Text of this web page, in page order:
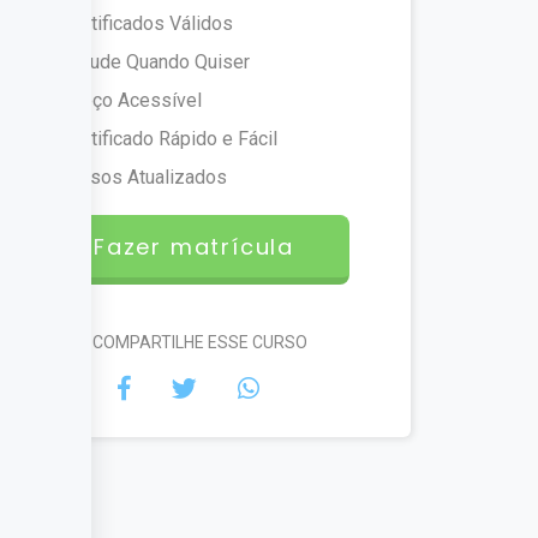
Certificados Válidos
Estude Quando Quiser
Preço Acessível
Certificado Rápido e Fácil
Cursos Atualizados
Fazer matrícula
#COMPARTILHE ESSE CURSO